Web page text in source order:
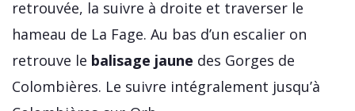
retrouvée, la suivre à droite et traverser le
hameau de La Fage. Au bas d’un escalier on
retrouve le balisage jaune des Gorges de
Colombières. Le suivre intégralement jusqu’à